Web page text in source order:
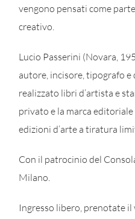
vengono pensati come
creativo.
Lucio Passerini (Novara,
autore, incisore, tipografo e
realizzato libri d’artista e
privato e la marca
edizioni d’arte a tiratura
Con il patrocinio del
Milano.
Ingresso libero, prenotate